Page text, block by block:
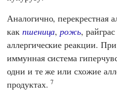
Аналогично, перекрестная
как пшеница, рожь,
аллергические реакции.
иммунная система
одни и те же или схожие
продуктах.7